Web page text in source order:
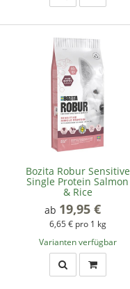
Bozita Robur Sensitive
Single Protein Salmon
& Rice
ab 19,95 €
6,65 € pro 1 kg
Varianten verfügbar